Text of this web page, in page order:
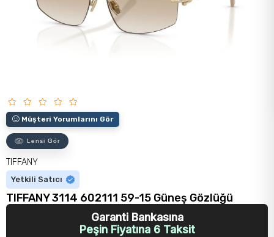
Müşteri Yorumlarını Gör
Lensi Gör
TIFFANY
Yetkili Satıcı
TIFFANY 3114 602111 59-15 Güneş Gözlüğü
Garanti Bankasına
Peşin Fiyatına 6 Taksit